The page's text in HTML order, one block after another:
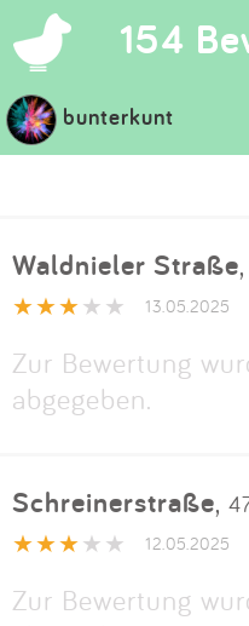
154
bunterkunt
Waldnieler Straße,
13.05.2025
Zur Bewertung
abgegeben.
Schreinerstraße,
12.05.2025
Zur Bewertung